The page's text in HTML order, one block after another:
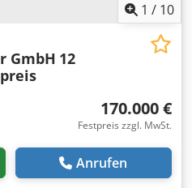
1 / 10
GmbH 12
170.000 €
Festpreis zzgl. MwSt.
Anrufen